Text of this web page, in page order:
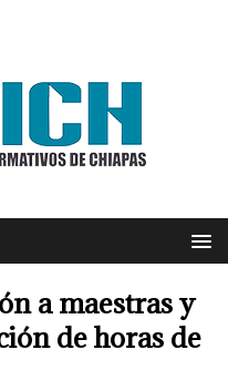
a maestras y
de horas de